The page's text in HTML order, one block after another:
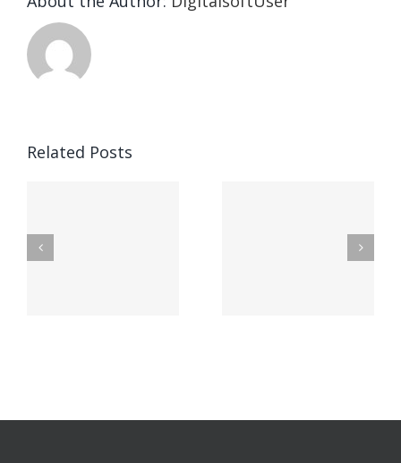
Related Posts– Ο
durch
erfordert